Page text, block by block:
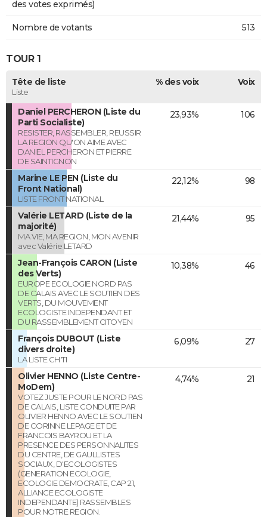
des votes exprimés)
Nombre de votants 513
TOUR 1
Tête de liste
Liste
% des voix Voix
Daniel PERCHERON (Liste du
Parti Socialiste)
RESISTER, RASSEMBLER, REUSSIR
LA REGION QU'ON AIME AVEC
DANIEL PERCHERON ET PIERRE
DE SAINTIGNON
23,93% 106
Marine LE PEN (Liste du
Front National)
LISTE FRONT NATIONAL
22,12% 98
Valérie LETARD (Liste de la
majorité)
MA VIE, MA REGION, MON AVENIR
avec Valérie LETARD
21,44% 95
Jean-François CARON (Liste
des Verts)
EUROPE ECOLOGIE NORD PAS
DE CALAIS AVEC LE SOUTIEN DES
VERTS, DU MOUVEMENT
ECOLOGISTE INDEPENDANT ET
DU RASSEMBLEMENT CITOYEN
10,38% 46
François DUBOUT (Liste
divers droite)
LA LISTE CH'TI
6,09% 27
Olivier HENNO (Liste Centre-
MoDem)
VOTEZ JUSTE POUR LE NORD PAS
DE CALAIS, LISTE CONDUITE PAR
OLIVIER HENNO AVEC LE SOUTIEN
DE CORINNE LEPAGE ET DE
FRANCOIS BAYROU ET LA
PRESENCE DES PERSONNALITES
DU CENTRE, DE GAULLISTES
SOCIAUX, D'ECOLOGISTES
(GENERATION ECOLOGIE,
ECOLOGIE DEMOCRATE, CAP 21,
ALLIANCE ECOLOGISTE
INDEPENDANTE) RASSEMBLES
POUR NOTRE REGION.
4,74% 21